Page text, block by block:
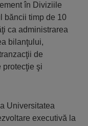
în Diviziile
băncii timp de 10
ca administrarea
bilanţului,
de
protecţie şi
Universitatea
executivă la